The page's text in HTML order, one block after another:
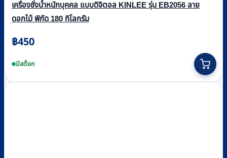
เครื่องชั่งน้ำหนักบุคคล แบบดิจิตอล KINLEE รุ่น EB2056 ลาย
ดอกไม้ พิกัด 180 กิโลกรัม
฿450
มีสต็อก